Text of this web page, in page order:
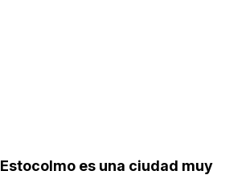
Estocolmo es una ciudad muy